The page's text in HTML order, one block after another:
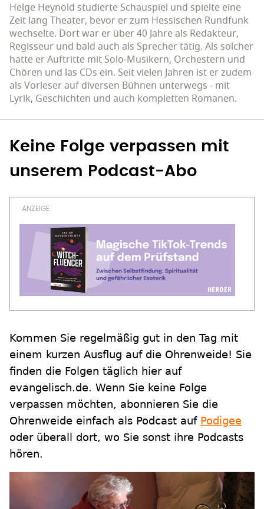
Helge Heynold studierte Schauspiel und spielte eine
Zeit lang Theater, bevor er zum Hessischen Rundfunk
wechselte. Dort war er über 40 Jahre als Redakteur,
Regisseur und bald auch als Sprecher tätig. Als solcher
hatte er Auftritte mit Solo-Musikern, Orchestern und
Chören und las CDs ein. Seit vielen Jahren ist er zudem
als Vorleser auf diversen Bühnen unterwegs - mit
Lyrik, Geschichten und auch kompletten Romanen.
Keine Folge verpassen mit
unserem Podcast-Abo
Kommen Sie regelmäßig gut in den Tag mit
einem kurzen Ausflug auf die Ohrenweide! Sie
finden die Folgen täglich hier auf
evangelisch.de. Wenn Sie keine Folge
verpassen möchten, abonnieren Sie die
Ohrenweide einfach als Podcast auf Podigee
oder überall dort, wo Sie sonst ihre Podcasts
hören.